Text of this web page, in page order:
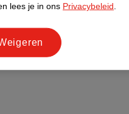
lees je in ons Privacybeleid